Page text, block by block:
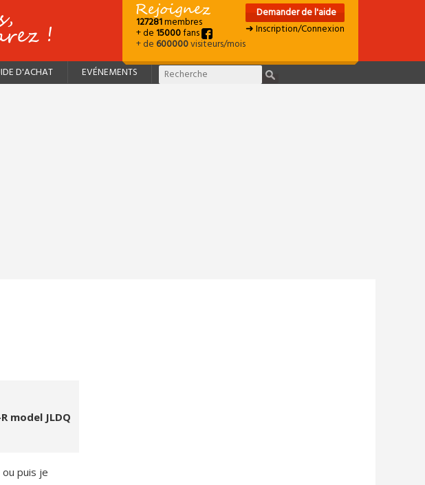
127281membres
+ de15000fans
+ de600000visiteurs/mois
Demander de l'aide
➜ Inscription/Connexion
D'ACHAT EVÉNEMENTS
model JLDQ
puis je